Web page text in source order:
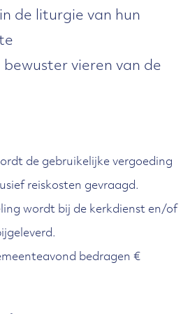
de liturgie van hun
vieren van de
de gebruikelijke vergoeding
reiskosten gevraagd.
wordt bij de kerkdienst en/of
bedragen €